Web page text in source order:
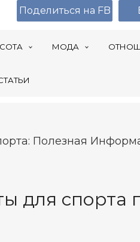
МОДА
Полезная
для спорта
Поделиться на FB